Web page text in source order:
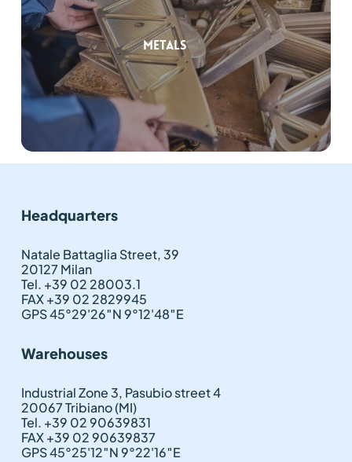
Metals
Headquarters
Natale Battaglia Street, 39
20127 Milan
Tel. +39 02 28003.1
FAX +39 02 2829945
GPS 45°29'26″N 9°12'48″E
Warehouses
Industrial Zone 3, Pasubio street 4
20067 Tribiano (MI)
Tel. +39 02 90639831
FAX +39 02 90639837
GPS 45°25'12″N 9°22'16″E